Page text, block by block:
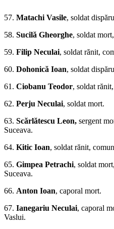
57. Matachi Vasile, soldat
58. Sucilă Gheorghe, soldat
59. Filip Neculai, soldat rănit,
60. Dohonică Ioan, sol­dat
61. Ciobanu Teodor, soldat
62. Perju Neculai, soldat mort.
63. Scărlătescu Leon, sergent
Suceava.
64. Kitic Ioan, sol­dat rănit,
65. Gimpea Petrachi, soldat
Suceava.
66. Anton Ioan, caporal mort.
67. Ianegariu Neculai, caporal
Vaslui.